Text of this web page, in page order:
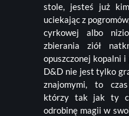
stole, jesteś już
uciekając z
cyrkowej albo
zbierania ziół
opuszczonej kopalni
D&D nie jest tylko
znajomymi, to
którzy tak jak ty
odrobinę magii w